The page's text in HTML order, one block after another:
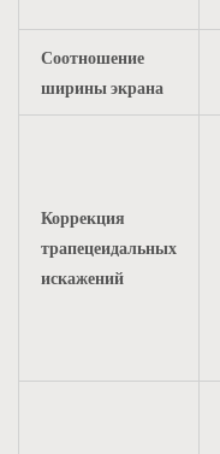
Соотношение
ширины экрана
Коррекция
трапецеидальных
искажений